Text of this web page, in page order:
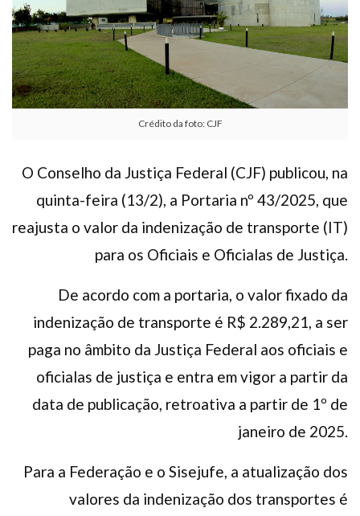
Crédito da foto: CJF
O Conselho da Justiça Federal (CJF) publicou, na
quinta-feira (13/2), a Portaria nº 43/2025, que
reajusta o valor da indenização de transporte (IT)
para os Oficiais e Oficialas de Justiça.
De acordo com a portaria, o valor fixado da
indenização de transporte é R$ 2.289,21, a ser
paga no âmbito da Justiça Federal aos oficiais e
oficialas de justiça e entra em vigor a partir da
data de publicação, retroativa a partir de 1º de
janeiro de 2025.
Para a Federação e o Sisejufe, a atualização dos
valores da indenização dos transportes é